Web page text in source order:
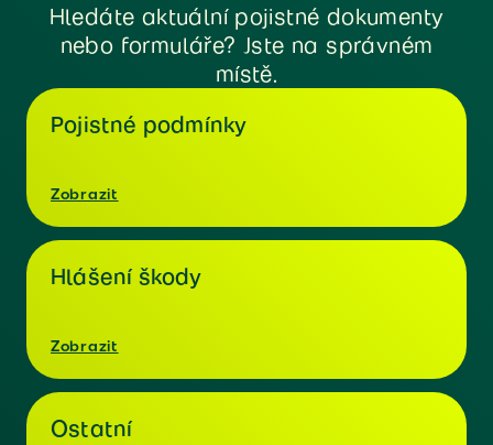
Hledáte aktuální pojistné dokumenty
nebo formuláře? Jste na správném
místě.
Pojistné podmínky
Zobrazit
Hlášení škody
Zobrazit
Ostatní